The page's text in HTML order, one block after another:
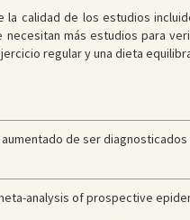
calidad de los estudios
más estudios para
regular y una dieta
de ser
analysis of prospective